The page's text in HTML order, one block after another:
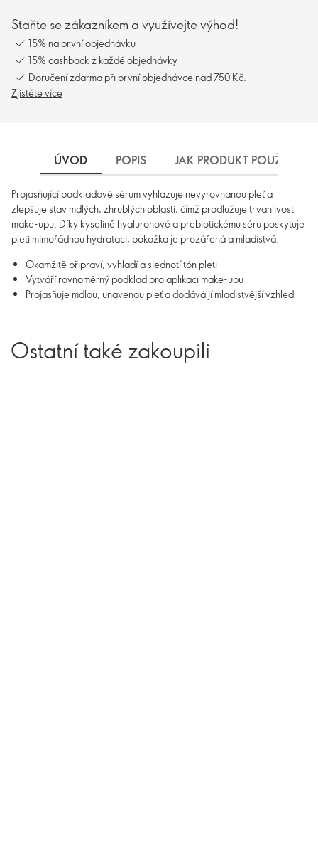
Staňte se zákazníkem a využívejte výhod!
15% na první objednávku
15% cashback z každé objednávky
Doručení zdarma při první objednávce nad 750 Kč.
Zjistěte více
ÚVOD POPIS JAK PRODUKT POUŽÍVAT
Projasňující podkladové sérum vyhlazuje nevyrovnanou pleť a
zlepšuje stav mdlých, zhrublých oblasti, čímž prodlužuje trvanlivost
make-upu. Díky kyselině hyaluronové a prebiotickému séru poskytuje
pleti mimořádnou hydrataci, pokožka je prozářená a mladistvá.
Okamžitě připraví, vyhladí a sjednotí tón pleti
Vytváří rovnoměrný podklad pro aplikaci make-upu
Projasňuje mdlou, unavenou pleť a dodává jí mladistvější vzhled
Ostatní také zakoupili